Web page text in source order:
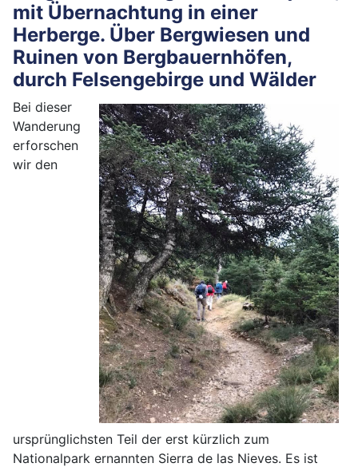
mit Übernachtung in einer
Herberge. Über Bergwiesen und
Ruinen von Bergbauernhöfen,
durch Felsengebirge und Wälder
Bei dieser
Wanderung
erforschen
wir den
ursprünglichsten Teil der erst kürzlich zum
Nationalpark ernannten Sierra de las Nieves. Es ist